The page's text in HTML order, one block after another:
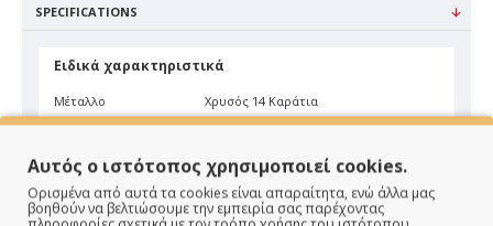
SPECIFICATIONS
Ειδικά χαρακτηριστικά
Μέταλλο Χρυσός 14 Καράτια
Αυτός ο ιστότοπος χρησιμοποιεί cookies.
Ορισμένα από αυτά τα cookies είναι απαραίτητα, ενώ άλλα μας
βοηθούν να βελτιώσουμε την εμπειρία σας παρέχοντας